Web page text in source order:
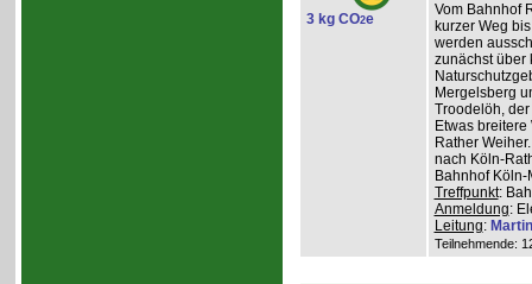
3 kg CO2e
Vom Bahnhof
kurzer Weg
werden
zunächst über
Mergelsberg
Troodelöh,
Etwas
Rather
nach Köln-
Bahnhof
Treffpunkt:
Anmeldung:
Leitung:
Teilnehmende: